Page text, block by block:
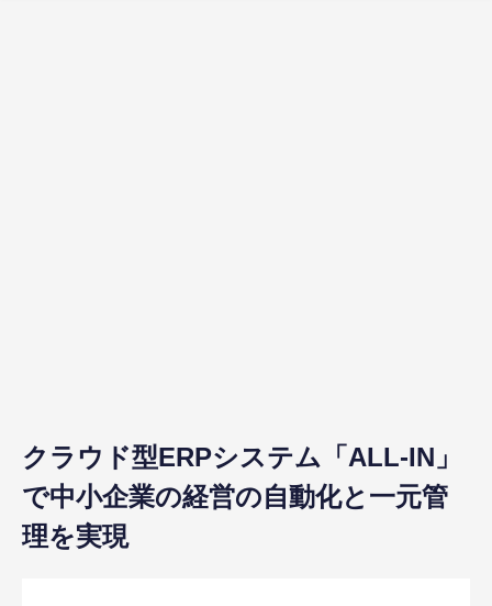
クラウド型ERPシステム「ALL-IN」
で中小企業の経営の自動化と一元管
理を実現